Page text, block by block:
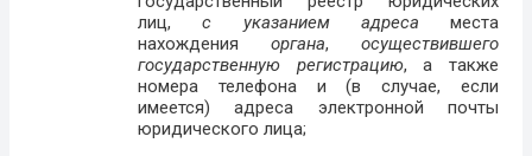
лиц,с указанием адреса места
нахождения органа, осуществившего
государственную регистрацию, а также
номера телефона и (в случае, если
имеется) адреса электронной почты
юридического лица;